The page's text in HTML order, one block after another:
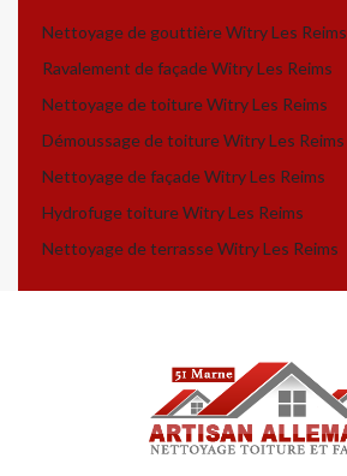
Nettoyage de gouttière Witry Les Reims
Ravalement de façade Witry Les Reims
Nettoyage de toiture Witry Les Reims
Démoussage de toiture Witry Les Reims
Nettoyage de façade Witry Les Reims
Hydrofuge toiture Witry Les Reims
Nettoyage de terrasse Witry Les Reims